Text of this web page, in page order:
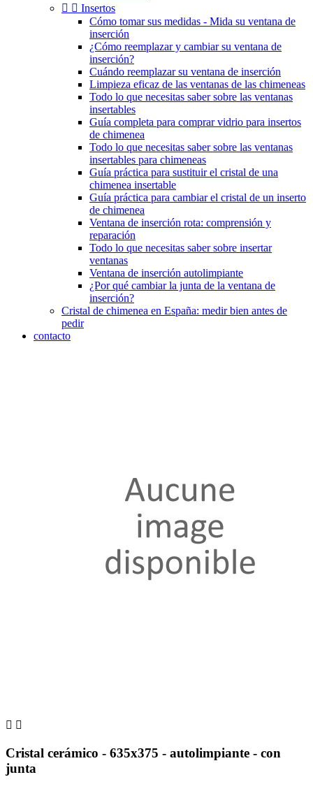
  Insertos
Cómo tomar sus medidas - Mida su ventana de
inserción
¿Cómo reemplazar y cambiar su ventana de
inserción?
Cuándo reemplazar su ventana de inserción
Limpieza eficaz de las ventanas de las chimeneas
Todo lo que necesitas saber sobre las ventanas
insertables
Guía completa para comprar vidrio para insertos
de chimenea
Todo lo que necesitas saber sobre las ventanas
insertables para chimeneas
Guía práctica para sustituir el cristal de una
chimenea insertable
Guía práctica para cambiar el cristal de un inserto
de chimenea
Ventana de inserción rota: comprensión y
reparación
Todo lo que necesitas saber sobre insertar
ventanas
Ventana de inserción autolimpiante
¿Por qué cambiar la junta de la ventana de
inserción?
Cristal de chimenea en España: medir bien antes de
pedir
contacto
 
Cristal cerámico - 635x375 - autolimpiante - con
junta